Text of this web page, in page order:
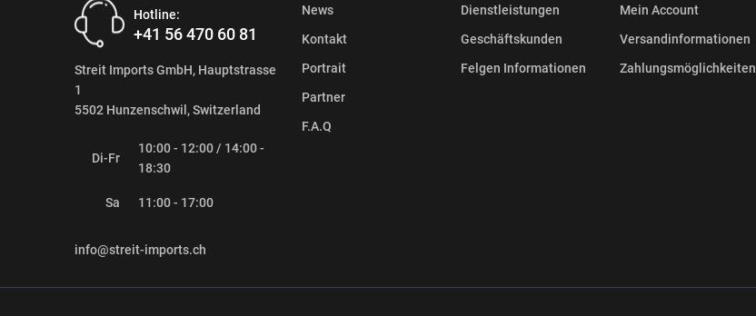
Hotline:
+41 56 470 60 81
Streit Imports GmbH, Hauptstrasse
1
5502 Hunzenschwil, Switzerland
Di-Fr
10:00 - 12:00 / 14:00 -
18:30
Sa 11:00 - 17:00
info@streit-imports.ch
News
Kontakt
Portrait
Partner
F.A.Q
Dienstleistungen
Geschäftskunden
Felgen Informationen
Mein Account
Versandinformationen
Zahlungsmöglichkeiten